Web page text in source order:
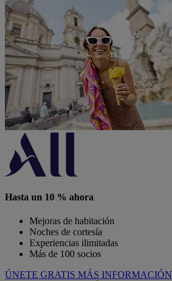
Hasta un 10 % ahora
Mejoras de habitación
Noches de cortesía
Experiencias ilimitadas
Más de 100 socios
ÚNETE GRATIS MÁS INFORMACIÓN